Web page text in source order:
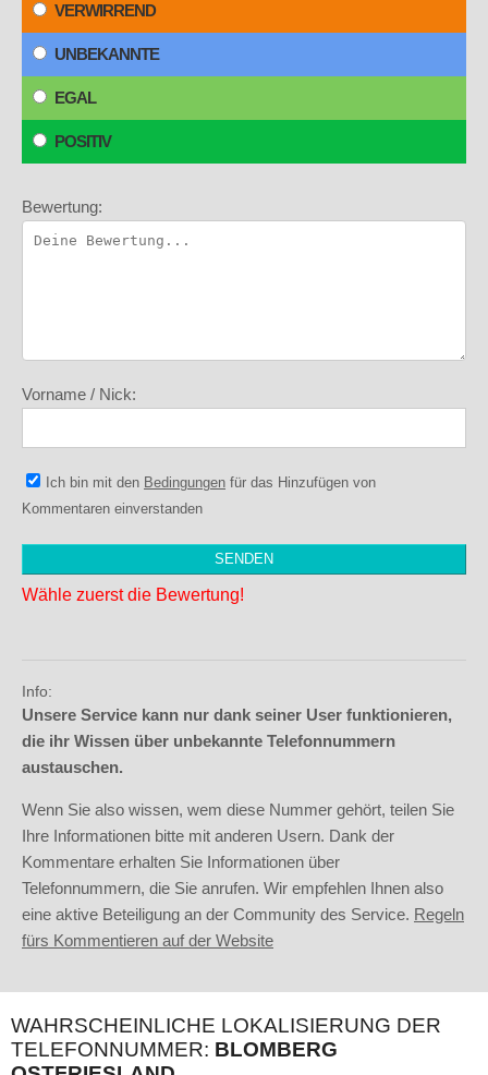
VERWIRREND
UNBEKANNTE
EGAL
POSITIV
Bewertung:
Vorname / Nick:
Ich bin mit den Bedingungen für das Hinzufügen von
Kommentaren einverstanden
Wähle zuerst die Bewertung!
Info:
Unsere Service kann nur dank seiner User funktionieren,
die ihr Wissen über unbekannte Telefonnummern
austauschen.
Wenn Sie also wissen, wem diese Nummer gehört, teilen Sie
Ihre Informationen bitte mit anderen Usern. Dank der
Kommentare erhalten Sie Informationen über
Telefonnummern, die Sie anrufen. Wir empfehlen Ihnen also
eine aktive Beteiligung an der Community des Service. Regeln
fürs Kommentieren auf der Website
WAHRSCHEINLICHE LOKALISIERUNG DER
TELEFONNUMMER: BLOMBERG